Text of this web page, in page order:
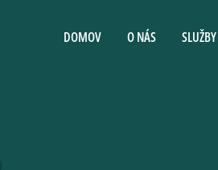
DOMOV O NÁS SLUŽBY